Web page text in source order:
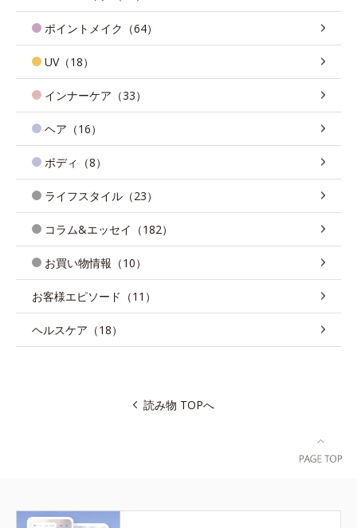
ポイントメイク（64）
UV（18）
インナーケア（33）
ヘア（16）
ボディ（8）
ライフスタイル（23）
コラム&エッセイ（182）
お買い物情報（10）
お客様エピソード（11）
ヘルスケア（18）
読み物 TOPへ